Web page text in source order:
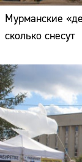
Мурманские
сколько снесут